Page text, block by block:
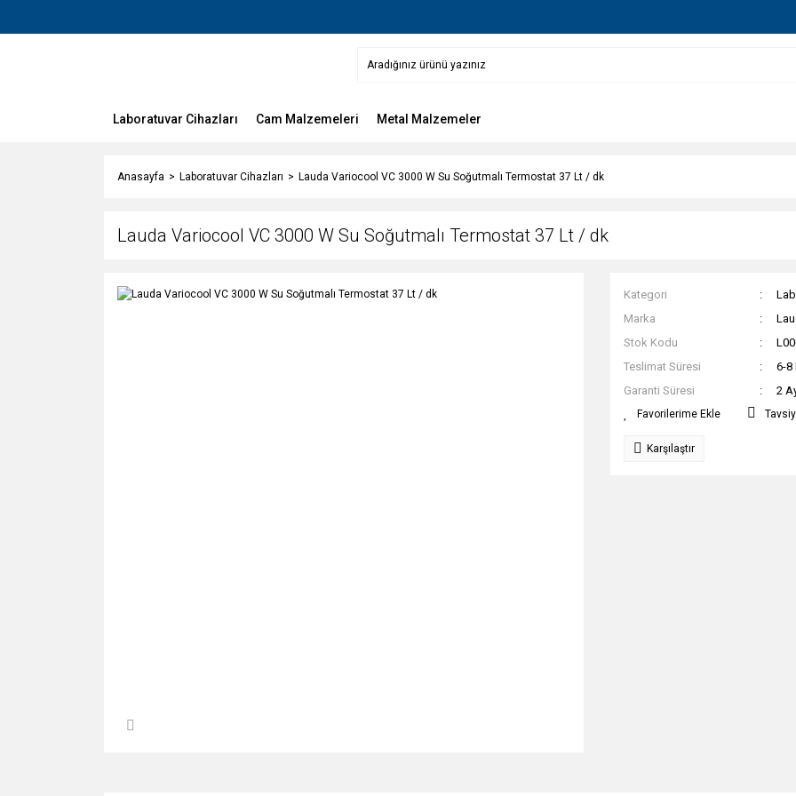
Laboratuvar Cihazları Cam Malzemeleri Metal Malzemeler
Anasayfa Laboratuvar Cihazları Lauda Variocool VC 3000 W Su Soğutmalı Termostat 37 Lt / dk
Lauda Variocool VC 3000 W Su Soğutmalı Termostat 37 Lt / dk
Kategori
Marka
Stok Kodu
Teslimat Süresi
6-8
Garanti Süresi
2
Karşılaştır